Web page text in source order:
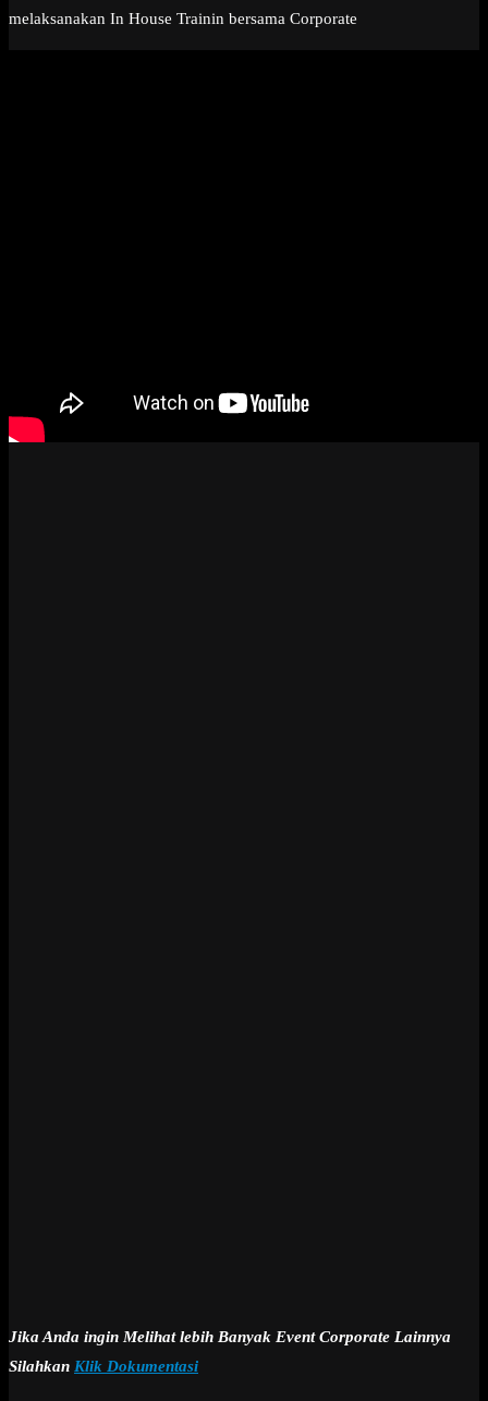
melaksanakan In House Trainin bersama Corporate
Jika Anda ingin Melihat lebih Banyak Event Corporate Lainnya
Silahkan Klik Dokumentasi